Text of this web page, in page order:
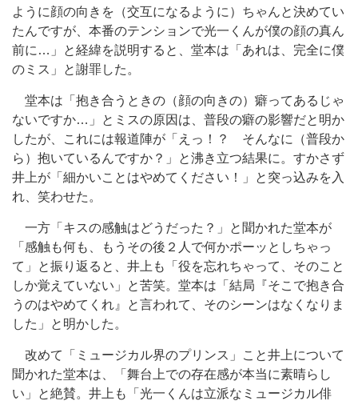
ように顔の向きを（交互になるように）ちゃんと決めてい
たんですが、本番のテンションで光一くんが僕の顔の真ん
前に…」と経緯を説明すると、堂本は「あれは、完全に僕
のミス」と謝罪した。
堂本は「抱き合うときの（顔の向きの）癖ってあるじゃ
ないですか…」とミスの原因は、普段の癖の影響だと明か
したが、これには報道陣が「えっ！？ そんなに（普段か
ら）抱いているんですか？」と沸き立つ結果に。すかさず
井上が「細かいことはやめてください！」と突っ込みを入
れ、笑わせた。
一方「キスの感触はどうだった？」と聞かれた堂本が
「感触も何も、もうその後２人で何かポーッとしちゃっ
て」と振り返ると、井上も「役を忘れちゃって、そのこと
しか覚えていない」と苦笑。堂本は「結局『そこで抱き合
うのはやめてくれ』と言われて、そのシーンはなくなりま
した」と明かした。
改めて「ミュージカル界のプリンス」こと井上について
聞かれた堂本は、「舞台上での存在感が本当に素晴らし
い」と絶賛。井上も「光一くんは立派なミュージカル俳